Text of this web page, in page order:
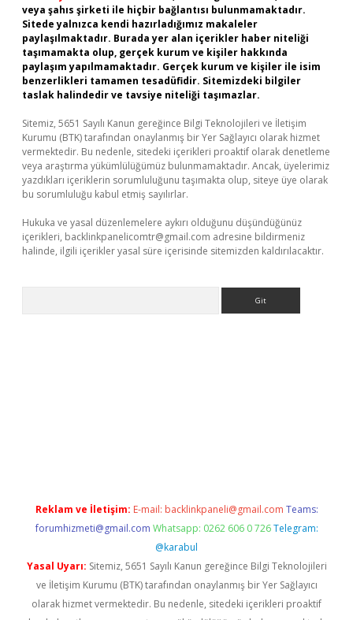
veya şahıs şirketi ile hiçbir bağlantısı bulunmamaktadır.
Sitede yalnızca kendi hazırladığımız makaleler
paylaşılmaktadır. Burada yer alan içerikler haber niteliği
taşımamakta olup, gerçek kurum ve kişiler hakkında
paylaşım yapılmamaktadır. Gerçek kurum ve kişiler ile isim
benzerlikleri tamamen tesadüfidir. Sitemizdeki bilgiler
taslak halindedir ve tavsiye niteliği taşımazlar.
Sitemiz, 5651 Sayılı Kanun gereğince Bilgi Teknolojileri ve İletişim
Kurumu (BTK) tarafından onaylanmış bir Yer Sağlayıcı olarak hizmet
vermektedir. Bu nedenle, sitedeki içerikleri proaktif olarak denetleme
veya araştırma yükümlülüğümüz bulunmamaktadır. Ancak, üyelerimiz
yazdıkları içeriklerin sorumluluğunu taşımakta olup, siteye üye olarak
bu sorumluluğu kabul etmiş sayılırlar.
Hukuka ve yasal düzenlemelere aykırı olduğunu düşündüğünüz
içerikleri, backlinkpanelicomtr@gmail.com adresine bildirmeniz
halinde, ilgili içerikler yasal süre içerisinde sitemizden kaldırılacaktır.
Reklam ve İletişim: E-mail: backlinkpaneli@gmail.com Teams:
forumhizmeti@gmail.com Whatsapp: 0262 606 0 726 Telegram:
@karabul
Yasal Uyarı: Sitemiz, 5651 Sayılı Kanun gereğince Bilgi Teknolojileri
ve İletişim Kurumu (BTK) tarafından onaylanmış bir Yer Sağlayıcı
olarak hizmet vermektedir. Bu nedenle, sitedeki içerikleri proaktif